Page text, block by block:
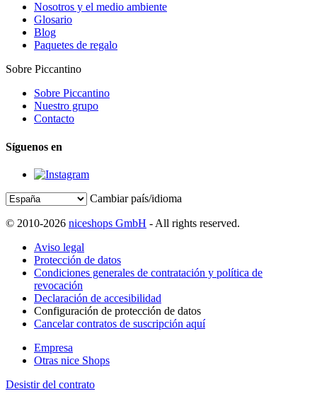
Nosotros y el medio ambiente
Glosario
Blog
Paquetes de regalo
Sobre Piccantino
Sobre Piccantino
Nuestro grupo
Contacto
Síguenos en
Cambiar país/idioma
© 2010-2026 niceshops GmbH - All rights reserved.
Aviso legal
Protección de datos
Condiciones generales de contratación y política de
revocación
Declaración de accesibilidad
Configuración de protección de datos
Cancelar contratos de suscripción aquí
Empresa
Otras nice Shops
Desistir del contrato